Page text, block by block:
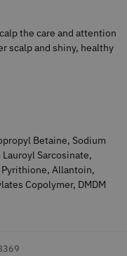
the care and attention
scalp and shiny, healthy
Betaine, Sodium
Sarcosinate,
Allantoin,
Copolymer, DMDM
- FreshFade 2020 gold
Rabatt